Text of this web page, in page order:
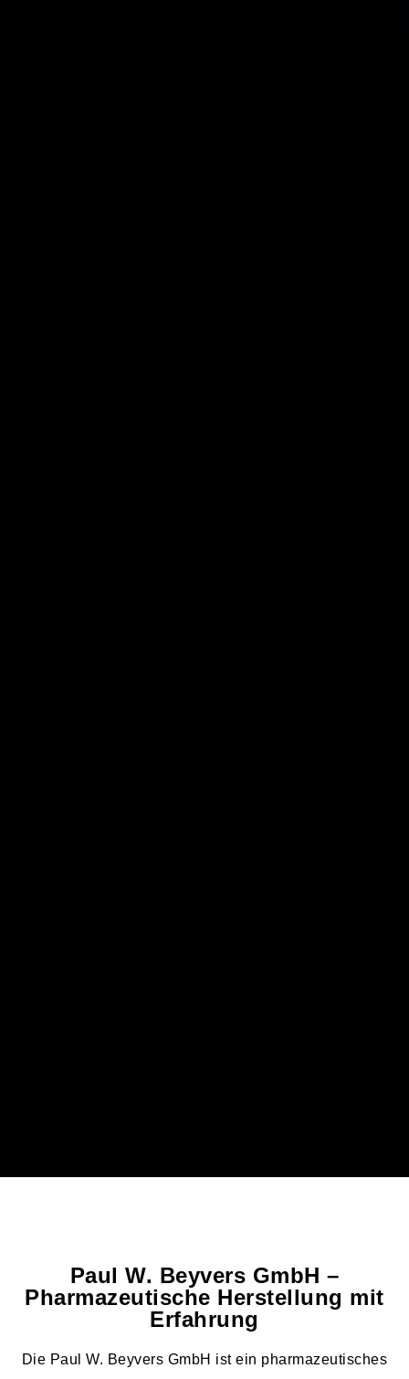
Paul W. Beyvers GmbH –
Pharmazeutische Herstellung mit
Erfahrung
Die Paul W. Beyvers GmbH ist ein pharmazeutisches